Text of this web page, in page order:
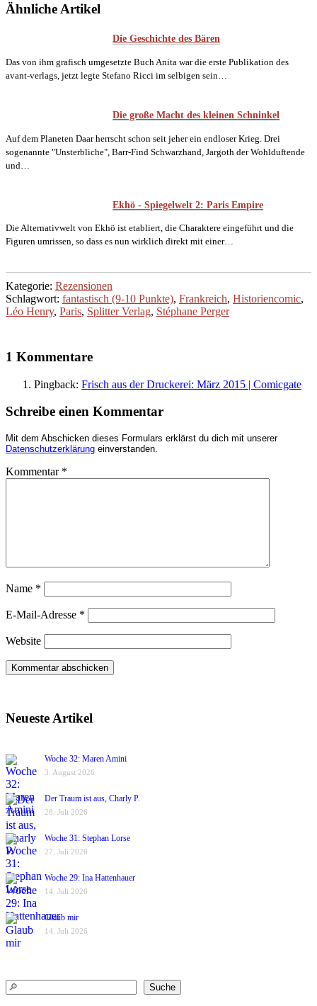
Ähnliche Artikel
Die Geschichte des Bären
Das von ihm grafisch umgesetzte Buch Anita war die erste Publikation des
avant-verlags, jetzt legte Stefano Ricci im selbigen sein…
Die große Macht des kleinen Schninkel
Auf dem Planeten Daar herrscht schon seit jeher ein endloser Krieg. Drei
sogenannte "Unsterbliche", Barr-Find Schwarzhand, Jargoth der Wohlduftende
und…
Ekhö - Spiegelwelt 2: Paris Empire
Die Alternativwelt von Ekhö ist etabliert, die Charaktere eingeführt und die
Figuren umrissen, so dass es nun wirklich direkt mit einer…
Kategorie: Rezensionen
Schlagwort: fantastisch (9-10 Punkte), Frankreich, Historiencomic,
Léo Henry, Paris, Splitter Verlag, Stéphane Perger
1 Kommentare
Pingback: Frisch aus der Druckerei: März 2015 | Comicgate
Schreibe einen Kommentar
Mit dem Abschicken dieses Formulars erklärst du dich mit unserer
Datenschutzerklärung einverstanden.
Kommentar *
Name *
E-Mail-Adresse *
Website
Neueste Artikel
Woche 32: Maren Amini
3. August 2026
Der Traum ist aus, Charly P.
28. Juli 2026
Woche 31: Stephan Lorse
27. Juli 2026
Woche 29: Ina Hattenhauer
14. Juli 2026
Glaub mir
14. Juli 2026
Suchen Suche